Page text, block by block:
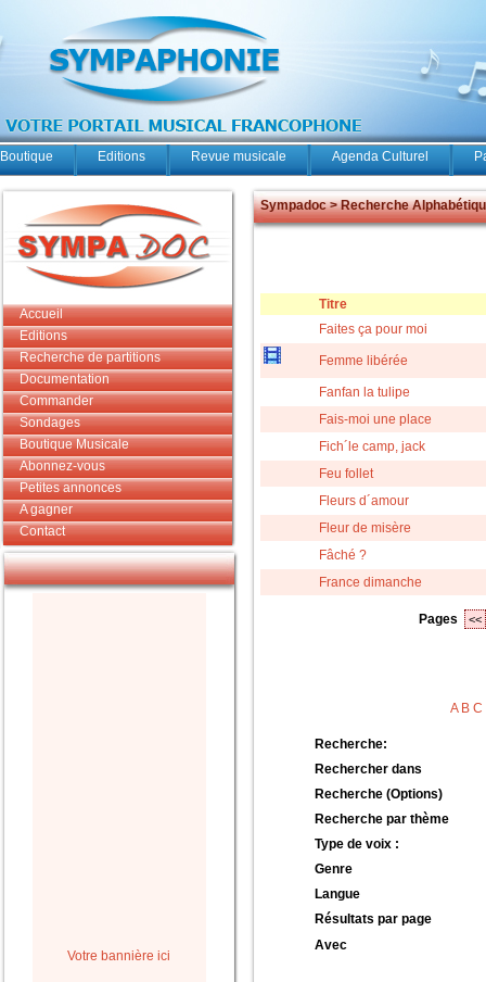
Boutique Editions Revue musicale Agenda Culturel
Accueil
Editions
Recherche de partitions
Documentation
Commander
Sondages
Boutique Musicale
Abonnez-vous
Petites annonces
A gagner
Contact
Votre bannière ici
Sympadoc > Recherche
Titre
Faites ça pour moi
Femme libérée
Fanfan la tulipe
Fais-moi une place
Fich´le camp, jack
Feu follet
Fleurs d´amour
Fleur de misère
Fâché ?
France dimanche
Pages <<
A B C
Recherche:
Rechercher dans
Recherche (Options)
Recherche par thème
Type de voix :
Genre
Langue
Résultats par page
Avec